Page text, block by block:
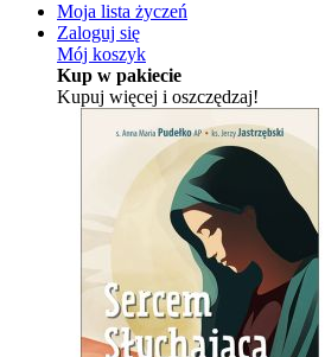
Moja lista życzeń
Zaloguj się
Mój koszyk
Kup w pakiecie
Kupuj więcej i oszczędzaj!